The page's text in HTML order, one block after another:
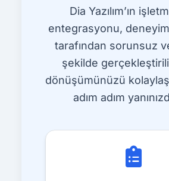
Dia Yazılım’ın
entegrasyonu,
tarafından sorunsuz
şekilde
dönüşümünüzü
adım adım